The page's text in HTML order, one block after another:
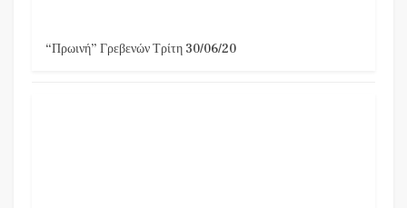
“Πρωινή” Γρεβενών Τρίτη 30/06/20